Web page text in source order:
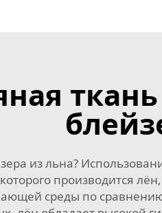
из льна?
производится
среды по